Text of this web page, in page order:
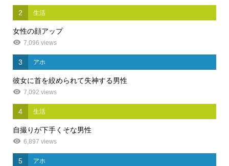
2 生活
女性の顔アップ
7,096 views
3 アホ
彼女に首を絞められて失神する男性
7,092 views
4 生活
自撮りが下手くそな男性
6,897 views
5 アホ